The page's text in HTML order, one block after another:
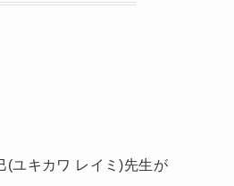
(ユキカワ レイミ)先生が